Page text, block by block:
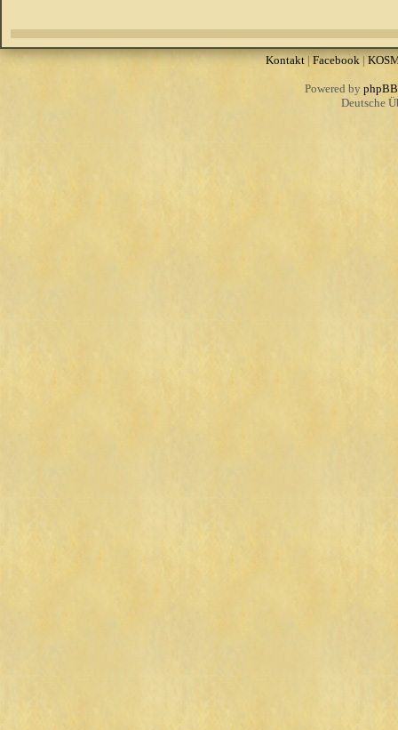
Kontakt|Facebook|
Powered by phpBB
Deutsche